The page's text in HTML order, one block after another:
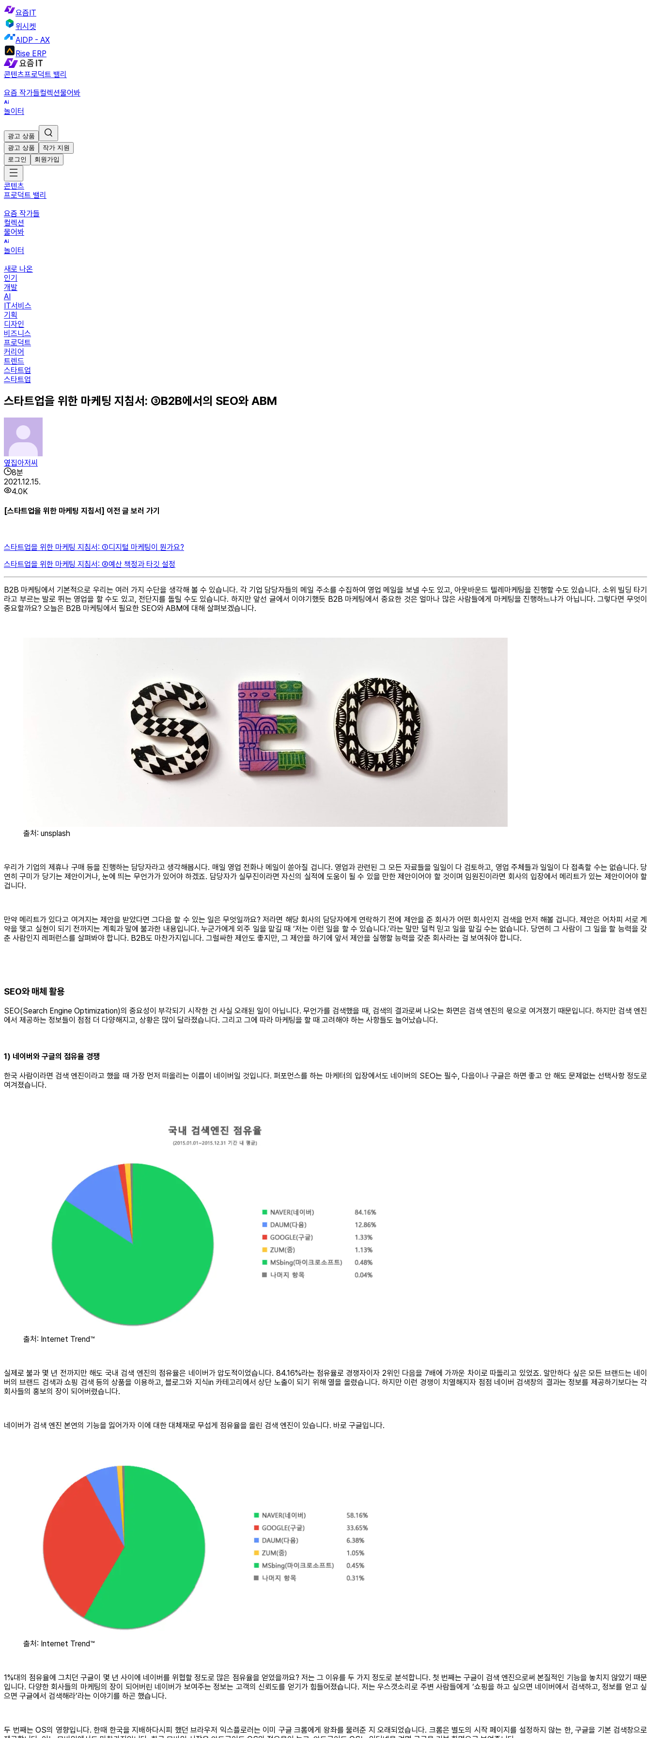
요즘IT
위시켓
AIDP - AX
Rise ERP
콘텐츠프로덕트 밸리
요즘 작가들컬렉션물어봐
놀이터
광고 상품
광고 상품
작가 지원
로그인
회원가입
콘텐츠
프로덕트 밸리
요즘 작가들
컬렉션
물어봐
놀이터
새로 나온
인기
개발
AI
IT서비스
기획
디자인
비즈니스
프로덕트
커리어
트렌드
스타트업
스타트업
스타트업을 위한 마케팅 지침서: ③B2B에서의 SEO와 ABM
옆집아저씨
8분
2021.12.15.
4.0K
[스타트업을 위한 마케팅 지침서] 이전 글 보러 가기
스타트업을 위한 마케팅 지침서: ①디지털 마케팅이 뭔가요?
스타트업을 위한 마케팅 지침서: ②예산 책정과 타깃 설정
B2B 마케팅에서 기본적으로 우리는 여러 가지 수단을 생각해 볼 수 있습니다. 각 기업 담당자들의 메일 주소를 수집하여 영업 메일을 보낼 수도 있고, 아웃바운드 텔레마케팅을 진행할 수도 있습니다. 소위 빌딩 타기
라고 부르는 발로 뛰는 영업을 할 수도 있고, 전단지를 돌릴 수도 있습니다. 하지만 앞선 글에서 이야기했듯 B2B 마케팅에서 중요한 것은 얼마나 많은 사람들에게 마케팅을 진행하느냐가 아닙니다. 그렇다면 무엇이
중요할까요? 오늘은 B2B 마케팅에서 필요한 SEO와 ABM에 대해 살펴보겠습니다.
출처: unsplash
우리가 기업의 제휴나 구매 등을 진행하는 담당자라고 생각해봅시다. 매일 영업 전화나 메일이 쏟아질 겁니다. 영업과 관련된 그 모든 자료들을 일일이 다 검토하고, 영업 주체들과 일일이 다 접촉할 수는 없습니다. 당
연히 구미가 당기는 제안이거나, 눈에 띄는 무언가가 있어야 하겠죠. 담당자가 실무진이라면 자신의 실적에 도움이 될 수 있을 만한 제안이어야 할 것이며 임원진이라면 회사의 입장에서 메리트가 있는 제안이어야 할
겁니다.
만약 메리트가 있다고 여겨지는 제안을 받았다면 그다음 할 수 있는 일은 무엇일까요? 저라면 해당 회사의 담당자에게 연락하기 전에 제안을 준 회사가 어떤 회사인지 검색을 먼저 해볼 겁니다. 제안은 어차피 서로 계
약을 맺고 실현이 되기 전까지는 계획과 말에 불과한 내용입니다. 누군가에게 외주 일을 맡길 때 ‘저는 이런 일을 할 수 있습니다.’라는 말만 덜컥 믿고 일을 맡길 수는 없습니다. 당연히 그 사람이 그 일을 할 능력을 갖
춘 사람인지 레퍼런스를 살펴봐야 합니다. B2B도 마찬가지입니다. 그럴싸한 제안도 좋지만, 그 제안을 하기에 앞서 제안을 실행할 능력을 갖춘 회사라는 걸 보여줘야 합니다.
SEO와 매체 활용
SEO(Search Engine Optimization)의 중요성이 부각되기 시작한 건 사실 오래된 일이 아닙니다. 무언가를 검색했을 때, 검색의 결과로써 나오는 화면은 검색 엔진의 몫으로 여겨졌기 때문입니다. 하지만 검색 엔진
에서 제공하는 정보들이 점점 더 다양해지고, 상황은 많이 달라졌습니다. 그리고 그에 따라 마케팅을 할 때 고려해야 하는 사항들도 늘어났습니다.
1) 네이버와 구글의 점유율 경쟁
한국 사람이라면 검색 엔진이라고 했을 때 가장 먼저 떠올리는 이름이 네이버일 것입니다. 퍼포먼스를 하는 마케터의 입장에서도 네이버의 SEO는 필수, 다음이나 구글은 하면 좋고 안 해도 문제없는 선택사항 정도로
여겨졌습니다.
출처: Internet Trend™
실제로 불과 몇 년 전까지만 해도 국내 검색 엔진의 점유율은 네이버가 압도적이었습니다. 84.16%라는 점유율로 경쟁자이자 2위인 다음을 7배에 가까운 차이로 따돌리고 있었죠. 알만하다 싶은 모든 브랜드는 네이
버의 브랜드 검색과 쇼핑 검색 등의 상품을 이용하고, 블로그와 지식in 카테고리에서 상단 노출이 되기 위해 열을 올렸습니다. 하지만 이런 경쟁이 치열해지자 점점 네이버 검색창의 결과는 정보를 제공하기보다는 각
회사들의 홍보의 장이 되어버렸습니다.
네이버가 검색 엔진 본연의 기능을 잃어가자 이에 대한 대체재로 무섭게 점유율을 올린 검색 엔진이 있습니다. 바로 구글입니다.
출처: Internet Trend™
1%대의 점유율에 그치던 구글이 몇 년 사이에 네이버를 위협할 정도로 많은 점유율을 얻었을까요? 저는 그 이유를 두 가지 정도로 분석합니다. 첫 번째는 구글이 검색 엔진으로써 본질적인 기능을 놓치지 않았기 때문
입니다. 다양한 회사들의 마케팅의 장이 되어버린 네이버가 보여주는 정보는 고객의 신뢰도를 얻기가 힘들어졌습니다. 저는 우스갯소리로 주변 사람들에게 ‘쇼핑을 하고 싶으면 네이버에서 검색하고, 정보를 얻고 싶
으면 구글에서 검색해라’라는 이야기를 하곤 했습니다.
두 번째는 OS의 영향입니다. 한때 한국을 지배하다시피 했던 브라우저 익스플로러는 이미 구글 크롬에게 왕좌를 물려준 지 오래되었습니다. 크롬은 별도의 시작 페이지를 설정하지 않는 한, 구글을 기본 검색창으로